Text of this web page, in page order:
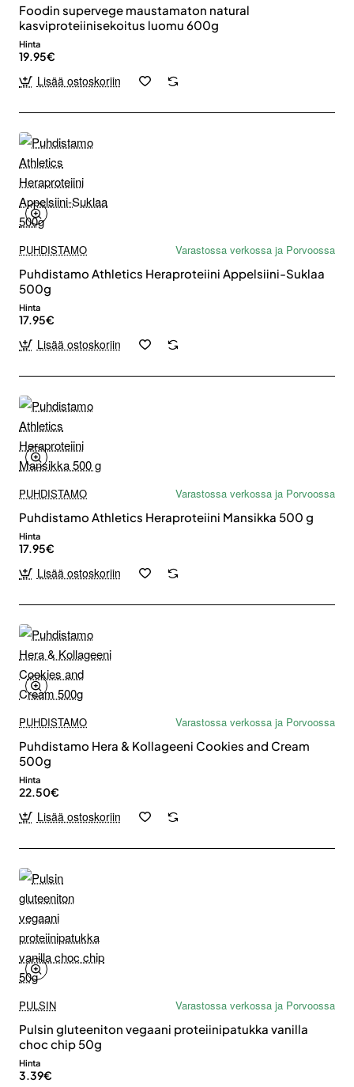
Foodin supervege maustamaton natural
kasviproteiinisekoitus luomu 600g
Hinta
19.95€
Lisää ostoskoriin
PUHDISTAMO
Varastossa verkossa ja Porvoossa
Puhdistamo Athletics Heraproteiini Appelsiini-Suklaa
500g
Hinta
17.95€
Lisää ostoskoriin
PUHDISTAMO
Varastossa verkossa ja Porvoossa
Puhdistamo Athletics Heraproteiini Mansikka 500 g
Hinta
17.95€
Lisää ostoskoriin
PUHDISTAMO
Varastossa verkossa ja Porvoossa
Puhdistamo Hera & Kollageeni Cookies and Cream
500g
Hinta
22.50€
Lisää ostoskoriin
PULSIN
Varastossa verkossa ja Porvoossa
Pulsin gluteeniton vegaani proteiinipatukka vanilla
choc chip 50g
Hinta
3.39€